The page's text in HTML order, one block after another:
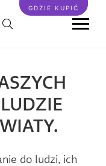
GDZIE KUPIĆ
do ludzi, ich